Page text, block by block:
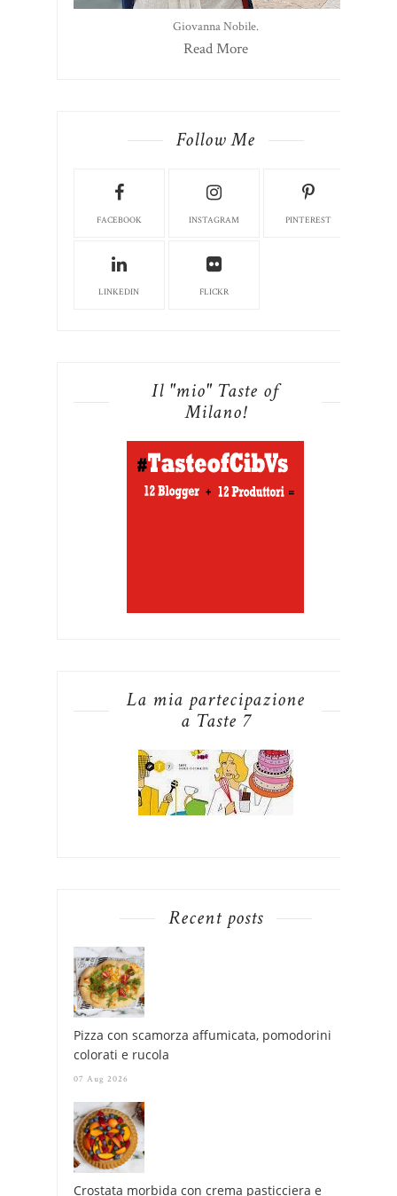
Giovanna Nobile.
Read More
Follow Me
FACEBOOK INSTAGRAM PINTEREST
LINKEDIN FLICKR
Il "mio" Taste of
Milano!
La mia partecipazione
a Taste 7
Recent posts
Pizza con scamorza affumicata, pomodorini
colorati e rucola
07 Aug 2026
Crostata morbida con crema pasticciera e